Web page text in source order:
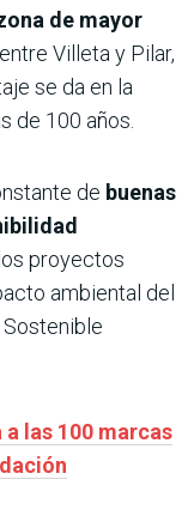
de mayor
Villeta y Pilar,
se da en la
de 100 años.
de buenas
proyectos
ambiental del
a las 100 marcas